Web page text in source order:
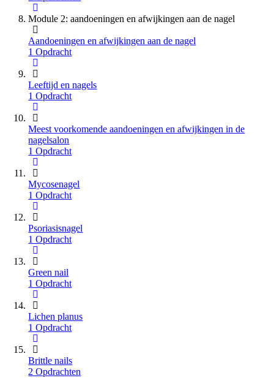
Module 2: aandoeningen en afwijkingen aan de nagel
Aandoeningen en afwijkingen aan de nagel
1 Opdracht
Leeftijd en nagels
1 Opdracht
Meest voorkomende aandoeningen en afwijkingen in de
nagelsalon
1 Opdracht
Mycosenagel
1 Opdracht
Psoriasisnagel
1 Opdracht
Green nail
1 Opdracht
Lichen planus
1 Opdracht
Brittle nails
2 Opdrachten